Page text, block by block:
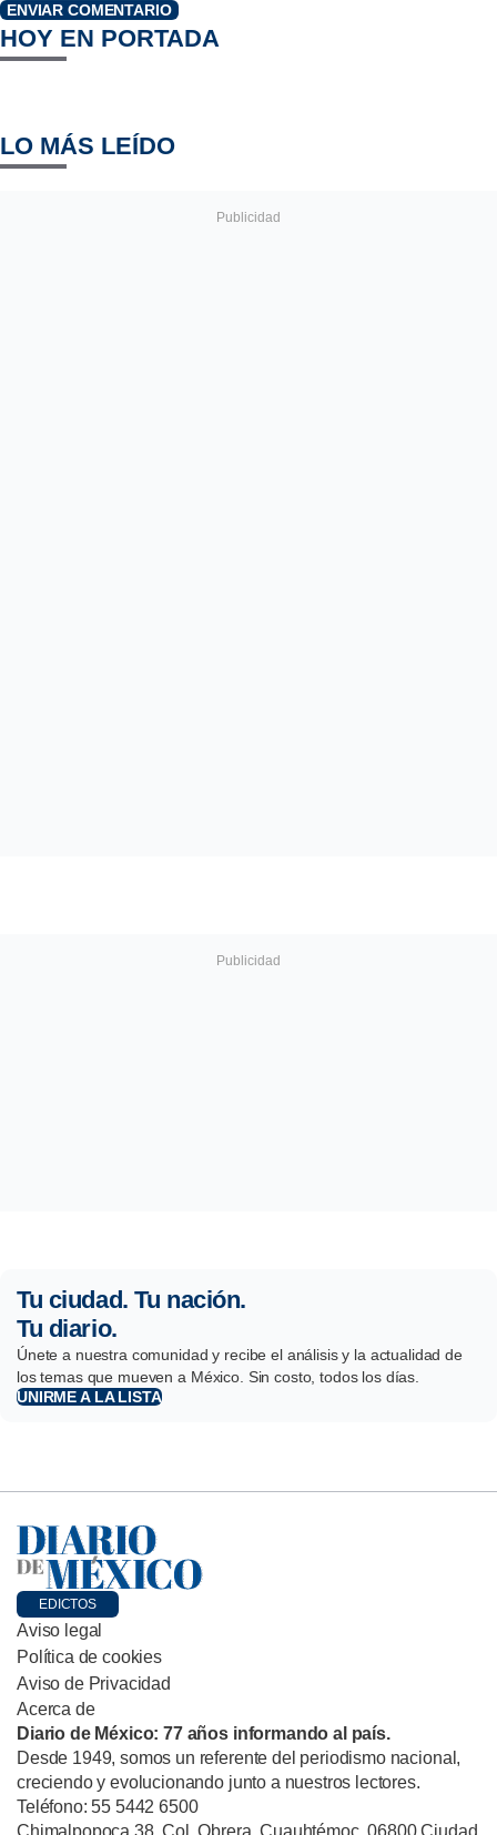
ENVIAR COMENTARIO
HOY EN PORTADA
LO MÁS LEÍDO
Tu ciudad. Tu nación.
Tu diario.
Únete a nuestra comunidad y recibe el análisis y la actualidad de
los temas que mueven a México. Sin costo, todos los días.
UNIRME A LA LISTA
EDICTOS
Aviso legal
Política de cookies
Aviso de Privacidad
Acerca de
Diario de México: 77 años informando al país.
Desde 1949, somos un referente del periodismo nacional,
creciendo y evolucionando junto a nuestros lectores.
Teléfono: 55 5442 6500
Chimalpopoca 38, Col. Obrera, Cuauhtémoc, 06800 Ciudad